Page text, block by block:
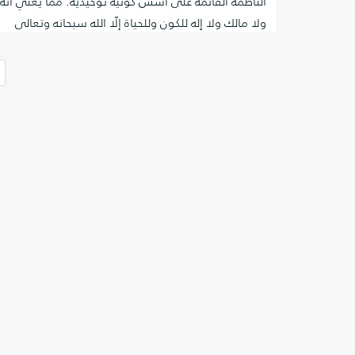
ولا مالك ولا إله للكون وللحياة إلّا الله سبحانه وتعالى